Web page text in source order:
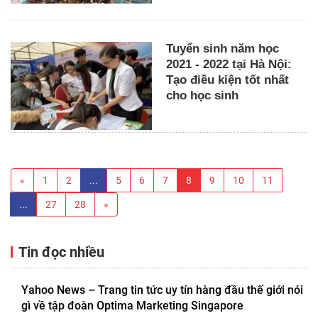
Tuyển sinh năm học
2021 - 2022 tại Hà Nội:
Tạo điều kiện tốt nhất
cho học sinh
« 1 2 ... 5 6 7 8 9 10 11
... 27 28 »
Tin đọc nhiều
Yahoo News – Trang tin tức uy tín hàng đầu thế giới nói
gì về tập đoàn Optima Marketing Singapore